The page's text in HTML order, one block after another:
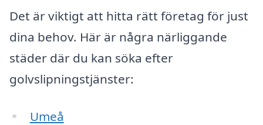
Det är viktigt att hitta rätt företag för just
dina behov. Här är några närliggande
städer där du kan söka efter
golvslipningstjänster:
Umeå